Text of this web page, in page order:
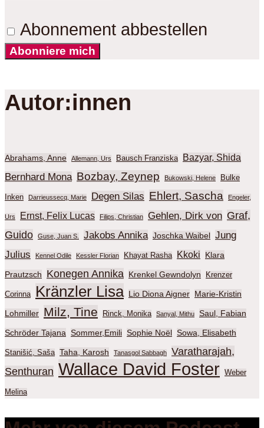
Abonnement abbestellen
Abonniere mich
Autor:innen
Abrahams, Anne Allemann, Urs Bausch Franziska Bazyar, Shida
Bernhard Mona Bozbay, Zeynep Bukowski, Helene Bulke
Inken Darrieussecq, Marie Degen Silas Ehlert, Sascha Engeler,
Urs Ernst, Felix Lucas Filips, Christian Gehlen, Dirk von Graf,
Guido
Guse, Juan S. Jakobs Annika Joschka Waibel Jung
Julius
Kennel Odile Kessler Florian Khayat Rasha Kkoki Klara
Prautzsch Konegen Annika Krenkel Gewndolyn Krenzer
Corinna Kränzler Lisa Lio Diona Aigner Marie-Kristin
Lohmiller Milz, Tine Rinck, Monika Sanyal, Mithu Saul, Fabian
Schröder Tajana Sommer,Emili Sophie Noël Sowa, Elisabeth
Stanišić, Saša Taha, Karosh Tanasgol Sabbagh
Varatharajah,
Senthuran Wallace David Foster Weber
Melina